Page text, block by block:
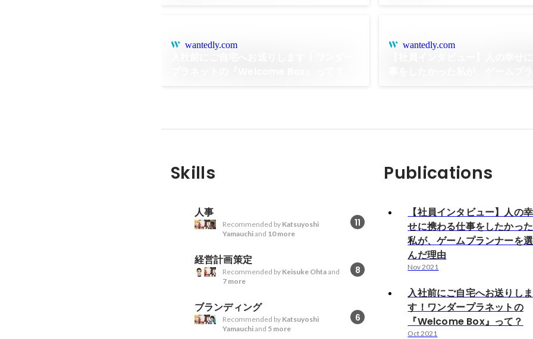
wantedly.com wantedly.com
Skills
人事
11
Recommended by Katsuyoshi
Yamauchiand 10 more
経営計画策定
8
Recommended by Keisuke Ohtaand
7 more
ブランディング
6
Recommended by Katsuyoshi
Yamauchiand 5 more
Publications
【社員インタビュー】人の幸
せに携わる仕事をしたかった
私が、ゲームプランナーを選
んだ理由
Nov 2021
入社前にご自宅へお送りしま
す！ワンダープラネットの
『Welcome Box』って？
Oct 2021